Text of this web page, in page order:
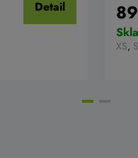
Detail
XS, S